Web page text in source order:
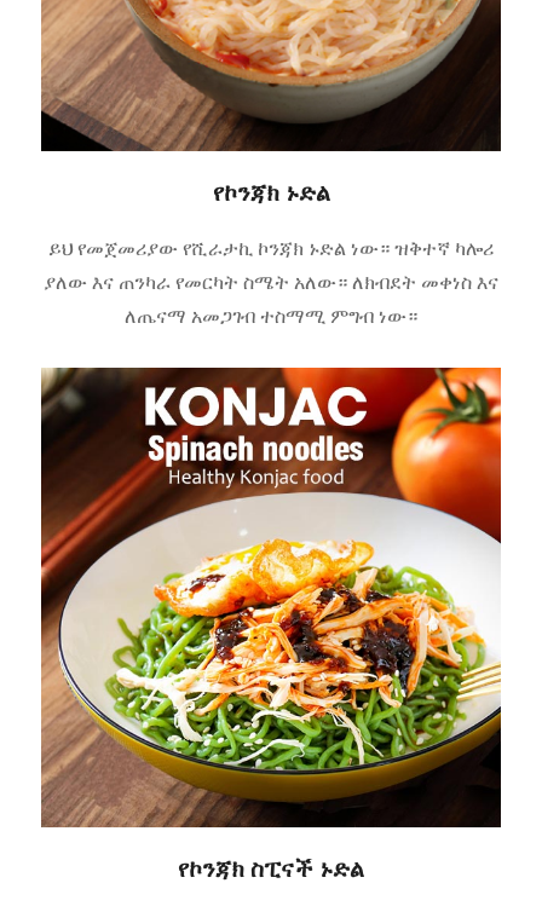
የኮንጃክ ኑድል
ይህ የመጀመሪያው የሺራታኪ ኮንጃክ ኑድል ነው። ዝቅተኛ ካሎሪ
ያለው እና ጠንካራ የመርካት ስሜት አለው። ለክብደት መቀነስ እና
ለጤናማ አመጋገብ ተስማሚ ምግብ ነው።
የኮንጃክ ስፒናች ኑድል